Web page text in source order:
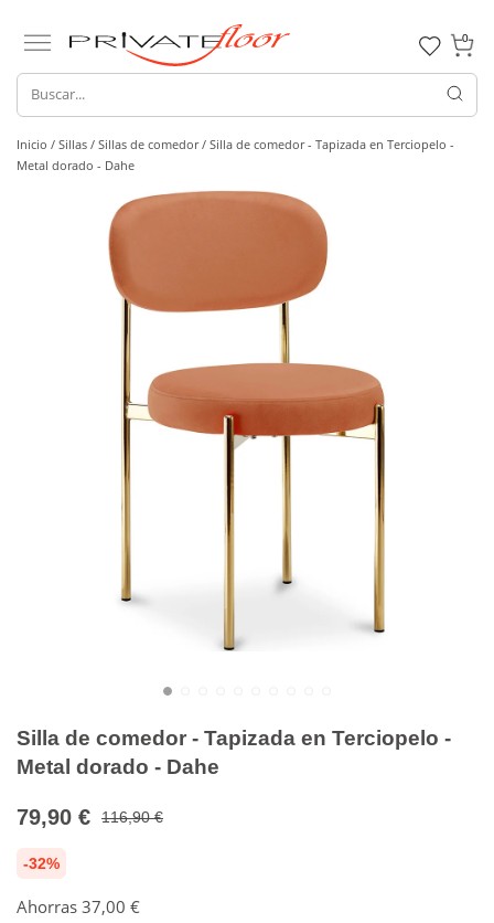
0
Inicio / Sillas / Sillas de comedor/ Silla de comedor - Tapizada en Terciopelo -
Metal dorado - Dahe
Silla de comedor - Tapizada en Terciopelo -
Metal dorado - Dahe
79,90 € 116,90 €
-32%
Ahorras 37,00 €